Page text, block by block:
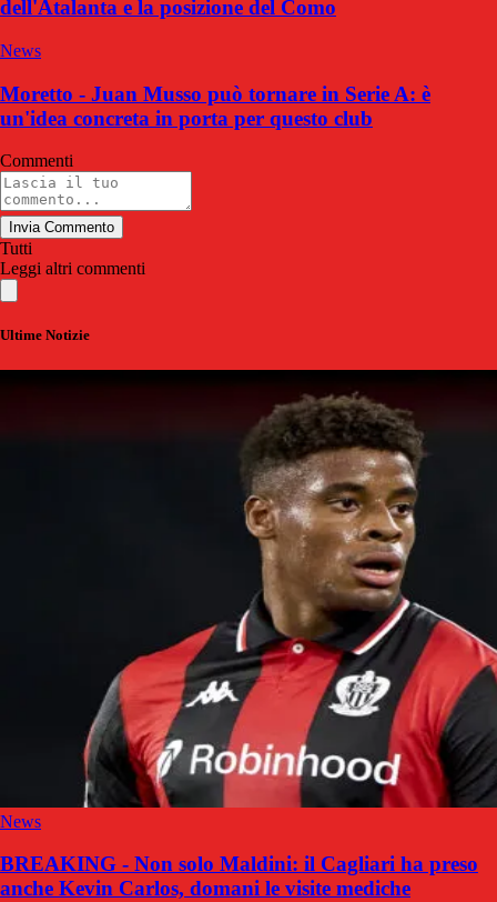
dell'Atalanta e la posizione del Como
News
Moretto - Juan Musso può tornare in Serie A: è
un'idea concreta in porta per questo club
Commenti
Invia Commento
Tutti
Leggi altri commenti
Ultime Notizie
News
BREAKING - Non solo Maldini: il Cagliari ha preso
anche Kevin Carlos, domani le visite mediche